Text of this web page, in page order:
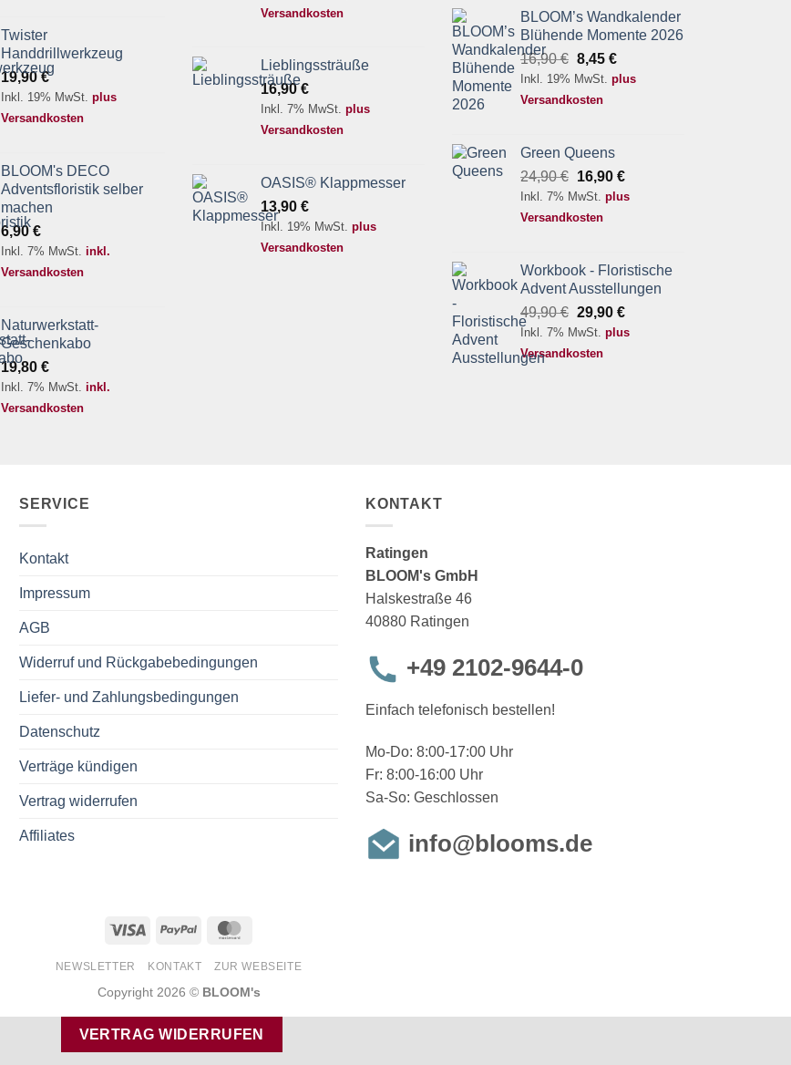
Twister
Handdrillwerkzeug
19,90€
Inkl. 19% MwSt. plus
Versandkosten
BLOOM's DECO
Adventsfloristik selber
machen
6,90€
Inkl. 7% MwSt. inkl.
Versandkosten
Naturwerkstatt-
Geschenkabo
19,80 €
Inkl. 7% MwSt. inkl.
Versandkosten
Versandkosten
Lieblingssträuße
16,90€
Inkl. 7% MwSt. plus
Versandkosten
OASIS® Klappmesser
13,90 €
Inkl. 19% MwSt. plus
Versandkosten
BLOOM’s Wandkalender
Blühende Momente 2026
16,90€ Ursprünglicher
Preis
war:
8,45 €Aktueller
Preis
Inkl. 19% MwSt. plus
Versandkosten
Green Queens
24,90€ Ursprünglicher
Preis
war:
16,90 €Aktueller
Preis
Inkl. 7% MwSt. plus
Versandkosten
Workbook - Floristische
Advent Ausstellungen
49,90€ Ursprünglicher
Preis
war:
29,90 €Aktueller
Preis
Inkl. 7% MwSt. plus
Versandkosten
SERVICE
Kontakt
Impressum
AGB
Widerruf und Rückgabebedingungen
Liefer- und Zahlungsbedingungen
Datenschutz
Verträge kündigen
Vertrag widerrufen
Affiliates
KONTAKT
Ratingen
BLOOM's GmbH
Halskestraße 46
40880 Ratingen
+49 2102-9644-0
Einfach telefonisch bestellen!
Mo-Do: 8:00-17:00 Uhr
Fr: 8:00-16:00 Uhr
Sa-So: Geschlossen
info@blooms.de
Visa PayPal
NEWSLETTER KONTAKT ZUR WEBSEITE
Copyright 2026 © BLOOM's
VERTRAG WIDERRUFEN